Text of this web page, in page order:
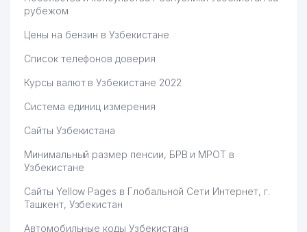
SHARK CAR PARTS ООО
66 BOSH AVANGARD ООО
67 MIR MATRASOV ООО
АЛ-ФАРГОНИЙ
GBO NASIYA METAN SAVDO
ООО
MEGA AUTO PARTS SERVICE
ООО
рубежом
Цены на бензин в Узбекистане
Список телефонов доверия
Курсы валют в Узбекистане 2022
Система единиц измерения
Сайты Узбекистана
Минимальный размер пенсии, БРВ и МРОТ в
Узбекистане
Сайты Yellow Pages в Глобальной Сети Интернет, г.
Ташкент, Узбекистан
Автомобильные коды Узбекистана